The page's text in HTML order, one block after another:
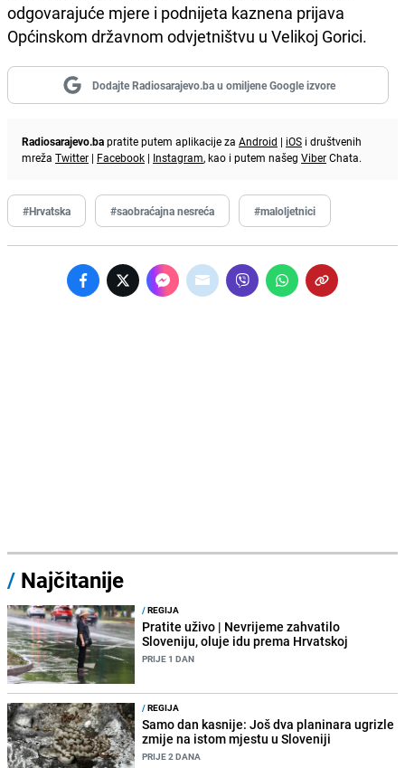
odgovarajuće mjere i podnijeta kaznena prijava
Općinskom državnom odvjetništvu u Velikoj Gorici.
Dodajte Radiosarajevo.ba u omiljene Google izvore
Radiosarajevo.bapratite putem aplikacije za Android | iOS i društvenih
mreža Twitter | Facebook | Instagram, kao i putem našeg ViberChata.
#Hrvatska #saobraćajna nesreća #maloljetnici
/ Najčitanije
/REGIJA
Pratite uživo | Nevrijeme zahvatilo
Sloveniju, oluje idu prema Hrvatskoj
PRIJE 1 DAN
/REGIJA
Samo dan kasnije: Još dva planinara ugrizle
zmije na istom mjestu u Sloveniji
PRIJE 2 DANA